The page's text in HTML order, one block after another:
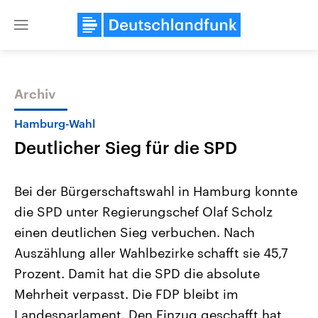
Close
Themen
Landtagswahl Sachsen-Anhalt
2026
Alle Informationen
Sachsen-Anhalt wählt am 6.
September 2026 einen neuen
Landtag. Seit 2021 wird das
Bundesland von einer Koalition aus
Aktuelle Beiträge,
Hintergründe
Wirtschaftlich und
gehören die Vereinigten
mit großem Einfluss auf
Archiv
Hamburg-Wahl
Deutlicher Sieg für die SPD
Bei der Bürgerschaftswahl in Hamburg konnte
die SPD unter Regierungschef Olaf Scholz
einen deutlichen Sieg verbuchen. Nach
Auszählung aller Wahlbezirke schafft sie 45,7
Prozent. Damit hat die SPD die absolute
Mehrheit verpasst. Die FDP bleibt im
Landesparlament. Den Einzug geschafft hat